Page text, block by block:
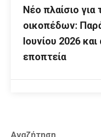
Νέο πλαίσιο
οικοπέδων:
Ιουνίου 2026
εποπτεία
Αναζήτηση